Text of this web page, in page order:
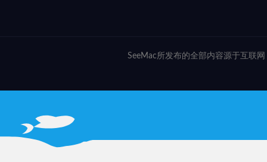
SeeMac所发布的全部内容源于互联